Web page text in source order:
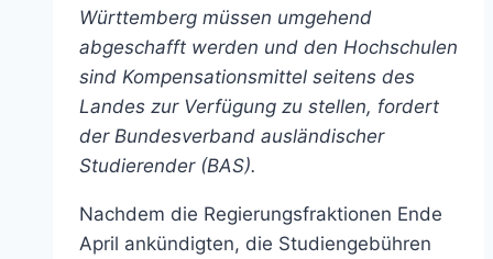
Württemberg müssen umgehend
abgeschafft werden und den Hochschulen
sind Kompensationsmittel seitens des
Landes zur Verfügung zu stellen, fordert
der Bundesverband ausländischer
Studierender (BAS).
Nachdem die Regierungsfraktionen Ende
April ankündigten, die Studiengebühren